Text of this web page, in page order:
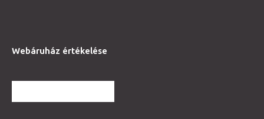
Webáruház értékelése